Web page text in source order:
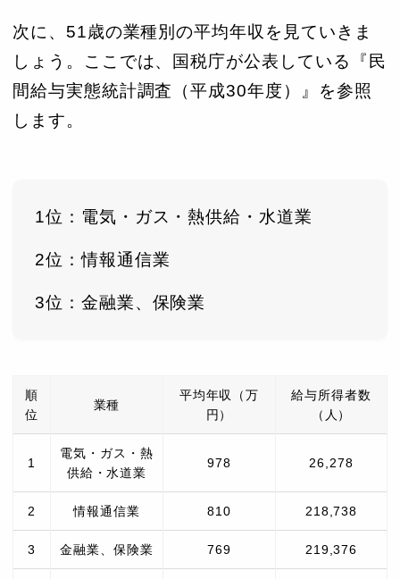
次に、51歳の業種別の平均年収を見ていきま
しょう。ここでは、国税庁が公表している『民
間給与実態統計調査（平成30年度）』を参照
します。
1位：電気・ガス・熱供給・水道業
2位：情報通信業
3位：金融業、保険業
順
位
業種
平均年収（万
円）
給与所得者数
（人）
1
電気・ガス・熱
供給・水道業
978 26,278
2 情報通信業 810 218,738
3 金融業、保険業 769 219,376